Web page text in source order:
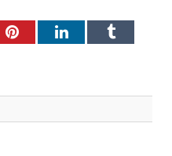
PinterestLinkedInTumblr